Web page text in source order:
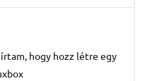
hogy hozz létre egy